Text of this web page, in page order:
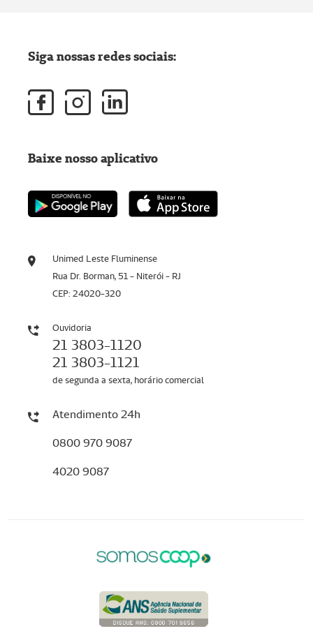
Unimed Leste Fluminense
Rua Dr. Borman, 51 - Niterói - RJ
CEP: 24020-320
Ouvidoria
21 3803-1120
21 3803-1121
de segunda a sexta, horário comercial
Atendimento 24h
0800 970 9087
4020 9087
Siga nossas redes sociais:
Baixe nosso aplicativo